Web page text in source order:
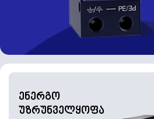
ენერგო
უზრუნველყოფა